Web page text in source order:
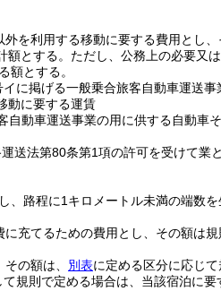
を利用する移動に要する費用とし
額とする。 ただし、公務上の必要又
額とする。
に掲げる一般乗合旅客自動車運送事
動に要する運賃
自動車運送事業の用に供する自動車
送法第80条第1項の許可を受けて
、路程に1キロメートル未満の端数を
充てるための費用とし、その額は規
の額は、 別表に定める区分に応じ
規則で定める場合は、当該宿泊に要